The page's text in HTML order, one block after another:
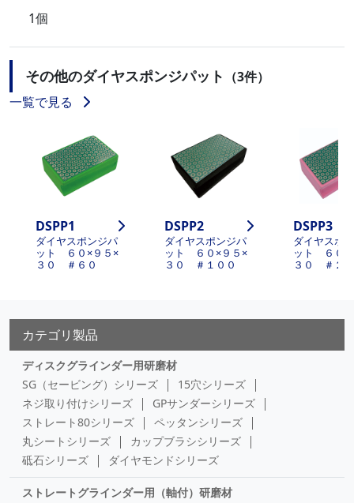
1個
その他のダイヤスポンジパット （3件）
一覧で見る
DSPP1
ダイヤスポンジパ
ット ６０×９５×
３０ ＃６０
DSPP2
ダイヤスポンジパ
ット ６０×９５×
３０ ＃１００
DSPP3
ダイヤスポ
ット ６０×
３０ ＃２
カテゴリ製品
ディスクグラインダー用研磨材
SG（セービング）シリーズ
15穴シリーズ
ネジ取り付けシリーズ
GPサンダーシリーズ
ストレート80シリーズ
ペッタンシリーズ
丸シートシリーズ
カップブラシシリーズ
砥石シリーズ
ダイヤモンドシリーズ
ストレートグラインダー用（軸付）研磨材